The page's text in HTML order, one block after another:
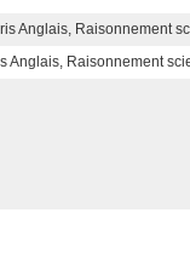
Anglais, Raisonnement
Raisonnement